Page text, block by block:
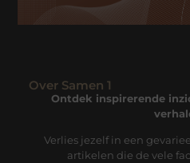
Over Samen 1
Ontdek inspirerende
Verlies jezelf in een
artikelen die de vele